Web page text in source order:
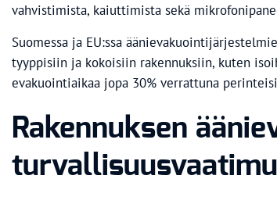
vahvistimista, kaiuttimista sekä
Suomessa ja EU:ssa
tyyppisiin ja kokoisiin rakennuksiin, kuten
evakuointiaikaa jopa 30% verrattuna
Rakennuksen